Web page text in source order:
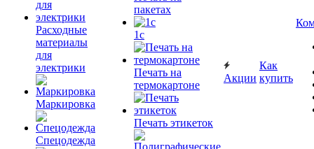
Расходные
материалы
для
электрики
Маркировка
Спецодежда
пакетах
1c
Печать на
термокартоне
Печать этикеток
Акции
Как
купить